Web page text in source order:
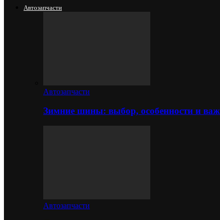
Автозапчасти
Автозапчасти
Зимние шины: выбор, особенности и
Автозапчасти